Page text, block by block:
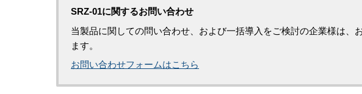
SRZ-01に関するお問い合わせ
当製品に関しての問い合わせ、および一括導入をご検討の企業様は
ます。
お問い合わせフォームはこちら